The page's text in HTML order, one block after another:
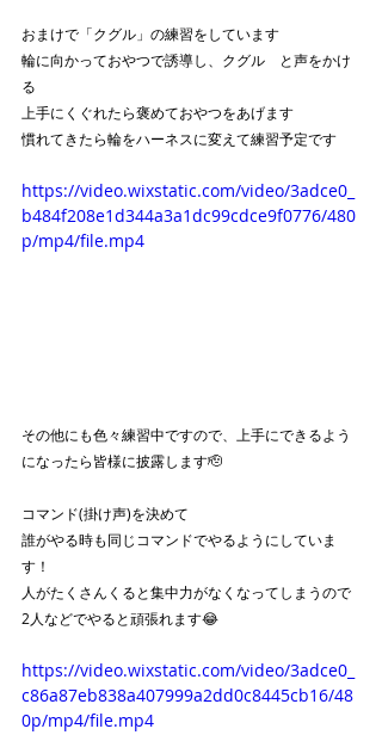
おまけで「クグル」の練習をしています
輪に向かっておやつで誘導し、クグル　と声をかけ
る
上手にくぐれたら褒めておやつをあげます
慣れてきたら輪をハーネスに変えて練習予定です
https://video.wixstatic.com/video/3adce0_
b484f208e1d344a3a1dc99cdce9f0776/480
p/mp4/file.mp4
その他にも色々練習中ですので、上手にできるよう
になったら皆様に披露します🫡
コマンド(掛け声)を決めて
誰がやる時も同じコマンドでやるようにしていま
す！
人がたくさんくると集中力がなくなってしまうので
2人などでやると頑張れます😂
https://video.wixstatic.com/video/3adce0_
c86a87eb838a407999a2dd0c8445cb16/48
0p/mp4/file.mp4